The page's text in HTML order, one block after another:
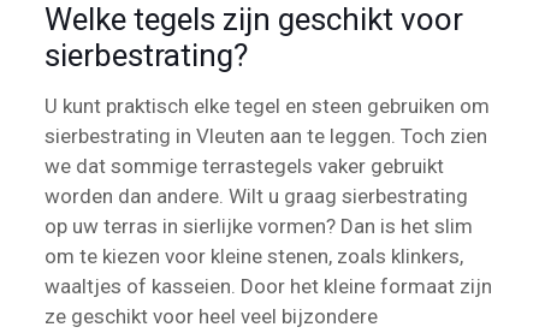
Welke tegels zijn geschikt voor
sierbestrating?
U kunt praktisch elke tegel en steen gebruiken om
sierbestrating in Vleuten aan te leggen. Toch zien
we dat sommige terrastegels vaker gebruikt
worden dan andere. Wilt u graag sierbestrating
op uw terras in sierlijke vormen? Dan is het slim
om te kiezen voor kleine stenen, zoals klinkers,
waaltjes of kasseien. Door het kleine formaat zijn
ze geschikt voor heel veel bijzondere